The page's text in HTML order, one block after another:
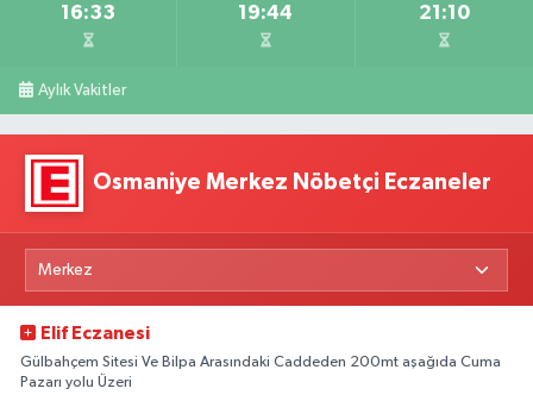
16:33 19:44 21:10
Aylık Vakitler
Osmaniye Merkez Nöbetçi Eczaneler
Elif Eczanesi
Gülbahçem Sitesi Ve Bilpa Arasındaki Caddeden 200mt aşağıda Cuma
Pazarı yolu Üzeri